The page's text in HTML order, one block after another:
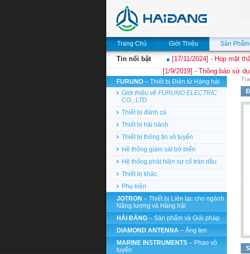
Trang Chủ Giới Thiệu Sản Phẩm
Tin nổi bật
[17/11/2024] - Họp mặt
[1/9/2019] - Thông báo sử
FURUNO – Thiết bị Điện tử Hàng hải
Giới thiệu về FURUNO ELECTRIC
CO., LTD.
Thiết bị đánh cá
Thiết bị hải hành
Thiết bị thông tin vô tuyến
Hệ thống giám sát bờ biển
Hệ thống phát hiện sự cố tràn dầu
Thiết bị khác
Phụ kiện
JOTRON – Thiết bị Liên lạc cho ngành
Năng lượng và Hàng hải
HẢI ĐĂNG – Sản phẩm và Giải pháp
DIAMOND ANTENNA – Ăng ten
MARINE INSTRUMENTS – Phao vô
tuyến